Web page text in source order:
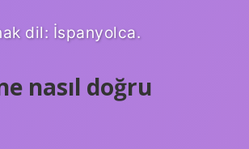
dil: İspanyolca.
nasıl doğru